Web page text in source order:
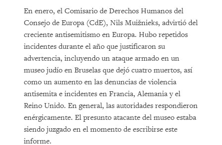
En enero, el Comisario de Derechos Humanos del
Consejo de Europa (CdE), Nils Muižnieks, advirtió del
creciente antisemitismo en Europa. Hubo repetidos
incidentes durante el año que justificaron su
advertencia, incluyendo un ataque armado en un
museo judío en Bruselas que dejó cuatro muertos, así
como un aumento en las denuncias de violencia
antisemita e incidentes en Francia, Alemania y el
Reino Unido. En general, las autoridades respondieron
enérgicamente. El presunto atacante del museo estaba
siendo juzgado en el momento de escribirse este
informe.